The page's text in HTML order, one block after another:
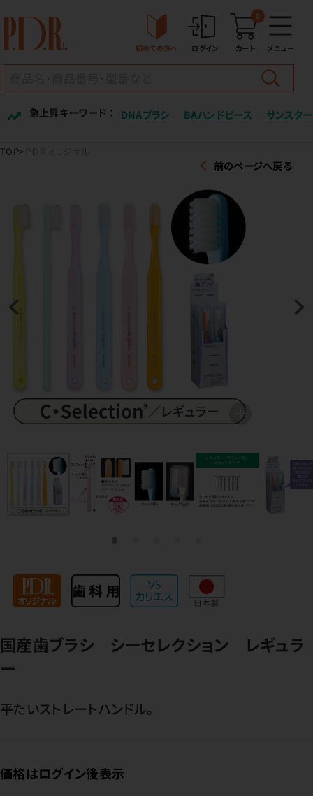
初めての方へ ログイン カート
0
メニュー
急上昇キーワード ： DNAブラシ BAハンドピース サンスター
TOP
前のページへ戻る
国産歯ブラシ シーセレクション レギュラ
ー
平たいストレートハンドル。
価格はログイン後表示